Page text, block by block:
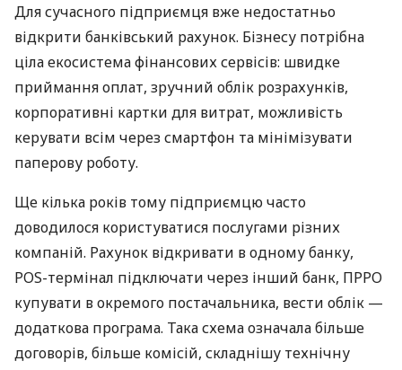
Для сучасного підприємця вже недостатньо
відкрити банківський рахунок. Бізнесу потрібна
ціла екосистема фінансових сервісів: швидке
приймання оплат, зручний облік розрахунків,
корпоративні картки для витрат, можливість
керувати всім через смартфон та мінімізувати
паперову роботу.
Ще кілька років тому підприємцю часто
доводилося користуватися послугами різних
компаній. Рахунок відкривати в одному банку,
POS-термінал підключати через інший банк, ПРРО
купувати в окремого постачальника, вести облік —
додаткова програма. Така схема означала більше
договорів, більше комісій, складнішу технічну